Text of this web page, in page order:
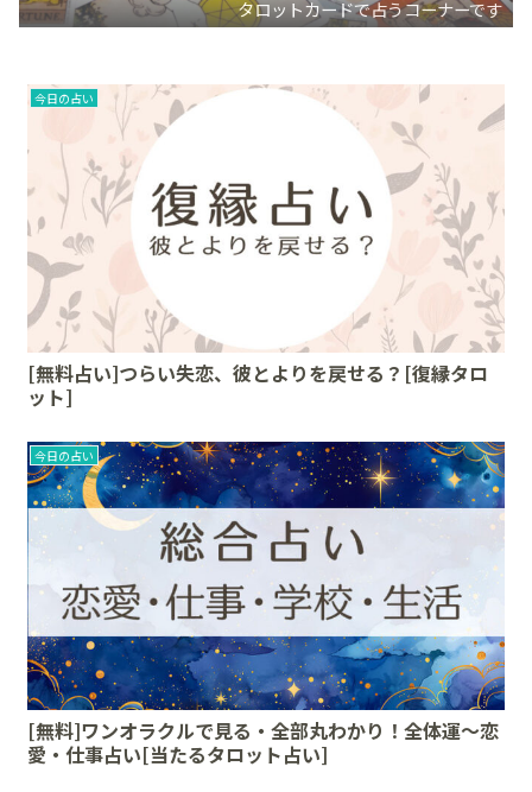
タロットカードで占うコーナーです
今日の占い
[無料占い]つらい失恋、彼とよりを戻せる？[復縁タロ
ット]
今日の占い
[無料]ワンオラクルで見る・全部丸わかり！全体運〜恋
愛・仕事占い[当たるタロット占い]